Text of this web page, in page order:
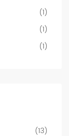
(1)
(1)
(1)
(13)